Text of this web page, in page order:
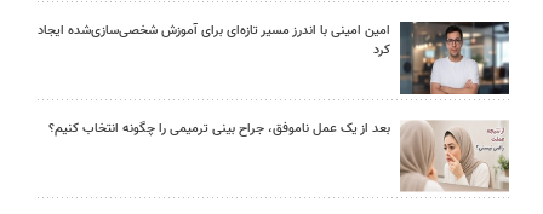
امین امینی با اندرز مسیر تازه‌ای برای آموزش شخصی‌سازی‌شده ایجاد
کرد
بعد از یک عمل ناموفق، جراح بینی ترمیمی را چگونه انتخاب کنیم؟